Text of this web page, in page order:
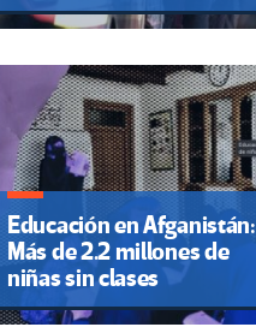
Educación en Afganistán:
Más de 2.2 millones de
niñas sin clases